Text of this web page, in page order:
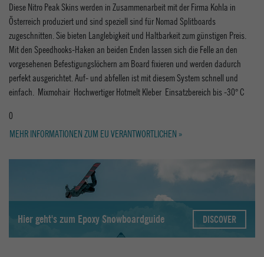
Diese Nitro Peak Skins werden in Zusammenarbeit mit der Firma Kohla in
Österreich produziert und sind speziell sind für Nomad Splitboards
zugeschnitten. Sie bieten Langlebigkeit und Haltbarkeit zum günstigen Preis.
Mit den Speedhooks-Haken an beiden Enden lassen sich die Felle an den
vorgesehenen Befestigungslöchern am Board fixieren und werden dadurch
perfekt ausgerichtet. Auf- und abfellen ist mit diesem System schnell und
einfach.  Mixmohair  Hochwertiger Hotmelt Kleber  Einsatzbereich bis -30° C
0
MEHR INFORMATIONEN ZUM EU VERANTWORTLICHEN »
Hier geht's zum Epoxy Snowboardguide DISCOVER